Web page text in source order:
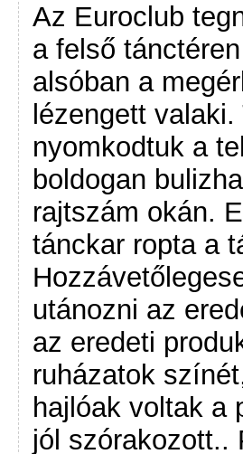
Az Euroclub
a felső
alsóban a
lézengett
nyomkodtuk a
boldogan
rajtszám okán.
tánckar ropta a
utánozni az
az eredeti
ruházatok
hajlóak voltak a
jól szórakozott..